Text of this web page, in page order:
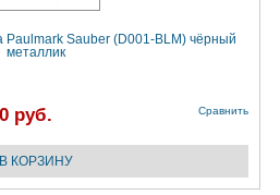
Paulmark Sauber (D001-BLM) чёрный
металлик
руб. Сравнить